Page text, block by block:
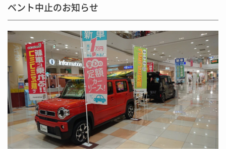
ベント中止のお知らせ